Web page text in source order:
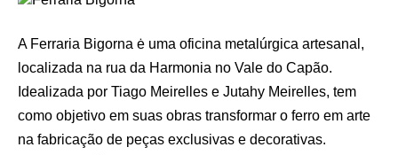
A Ferraria Bigorna ė uma oficina metalúrgica artesanal,
localizada na rua da Harmonia no Vale do Capão.
Idealizada por Tiago Meirelles e Jutahy Meirelles, tem
como objetivo em suas obras transformar o ferro em arte
na fabricação de peças exclusivas e decorativas.